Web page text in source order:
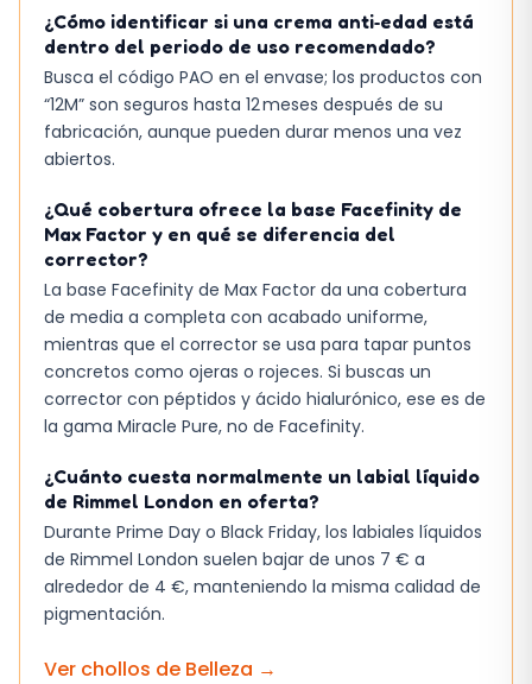
¿Cómo identificar si una crema anti‑edad está
dentro del periodo de uso recomendado?
Busca el código PAO en el envase; los productos con
“12M” son seguros hasta 12 meses después de su
fabricación, aunque pueden durar menos una vez
abiertos.
¿Qué cobertura ofrece la base Facefinity de
Max Factor y en qué se diferencia del
corrector?
La base Facefinity de Max Factor da una cobertura
de media a completa con acabado uniforme,
mientras que el corrector se usa para tapar puntos
concretos como ojeras o rojeces. Si buscas un
corrector con péptidos y ácido hialurónico, ese es de
la gama Miracle Pure, no de Facefinity.
¿Cuánto cuesta normalmente un labial líquido
de Rimmel London en oferta?
Durante Prime Day o Black Friday, los labiales líquidos
de Rimmel London suelen bajar de unos 7 € a
alrededor de 4 €, manteniendo la misma calidad de
pigmentación.
Ver chollos de Belleza →